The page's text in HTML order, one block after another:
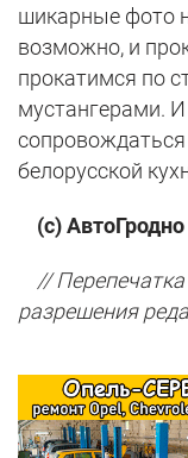
шикарные фото
возможно, и
прокатимся по
мустангерами.
белорусской
(с) АвтоГродно
// Перепечатка
разрешения